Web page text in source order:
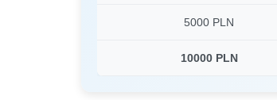
5000 PLN
10000 PLN